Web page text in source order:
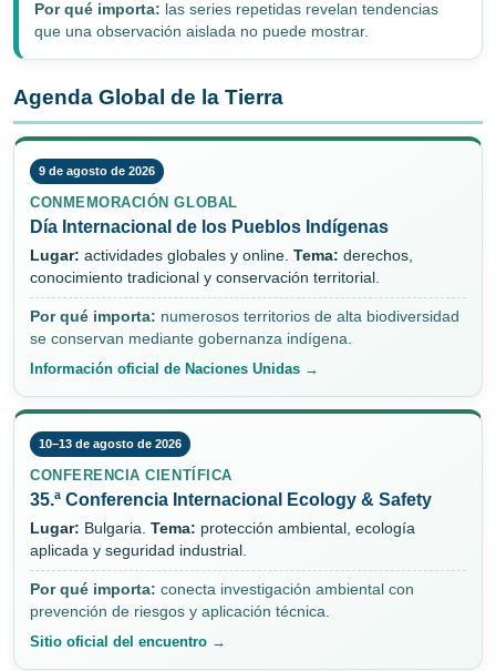
Por qué importa: las series repetidas revelan tendencias
que una observación aislada no puede mostrar.
Agenda Global de la Tierra
9 de agosto de 2026
CONMEMORACIÓN GLOBAL
Día Internacional de los Pueblos Indígenas
Lugar: actividades globales y online. Tema: derechos,
conocimiento tradicional y conservación territorial.
Por qué importa: numerosos territorios de alta biodiversidad
se conservan mediante gobernanza indígena.
Información oficial de Naciones Unidas →
10–13 de agosto de 2026
CONFERENCIA CIENTÍFICA
35.ª Conferencia Internacional Ecology & Safety
Lugar: Bulgaria. Tema: protección ambiental, ecología
aplicada y seguridad industrial.
Por qué importa: conecta investigación ambiental con
prevención de riesgos y aplicación técnica.
Sitio oficial del encuentro →